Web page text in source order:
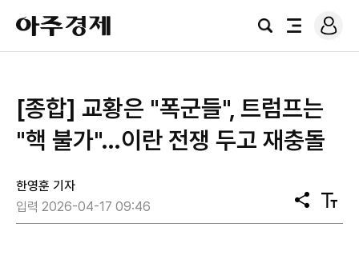
아
주
경
검
전
로
그
[종합] 교황은 "폭군들", 트럼프는
"핵 불가"…이란 전쟁 두고 재충돌
한영훈 기자
입력 2026-04-17 09:46
공
유
텍
스